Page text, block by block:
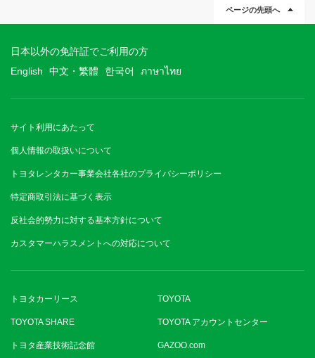
ページの先頭へ
日本以外の免許証でご利用の方
English
中文・繁體 한국어 ภาษาไทย
サイト利用にあたって
個人情報の取扱いについて
トヨタレンタカー事業会社各社のプライバシーポリシー
特定商取引法に基づく表示
反社会的勢力に対する基本方針について
カスタマーハラスメントへの対応について
トヨタカーリース TOYOTA
TOYOTA SHARE TOYOTA アカウントセンター
トヨタ産業技術記念館 GAZOO.com